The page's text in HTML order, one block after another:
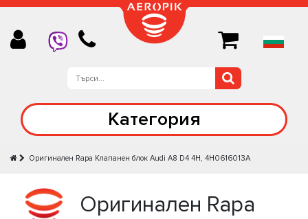
Категория
Оригинален Rapa Клапанен блок Audi A8 D4 4H, 4H0616013A
Оригинален Rapa